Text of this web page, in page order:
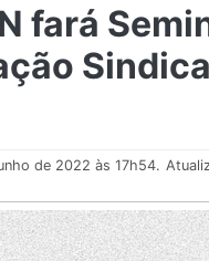
fará
de 2022 às 17h54.